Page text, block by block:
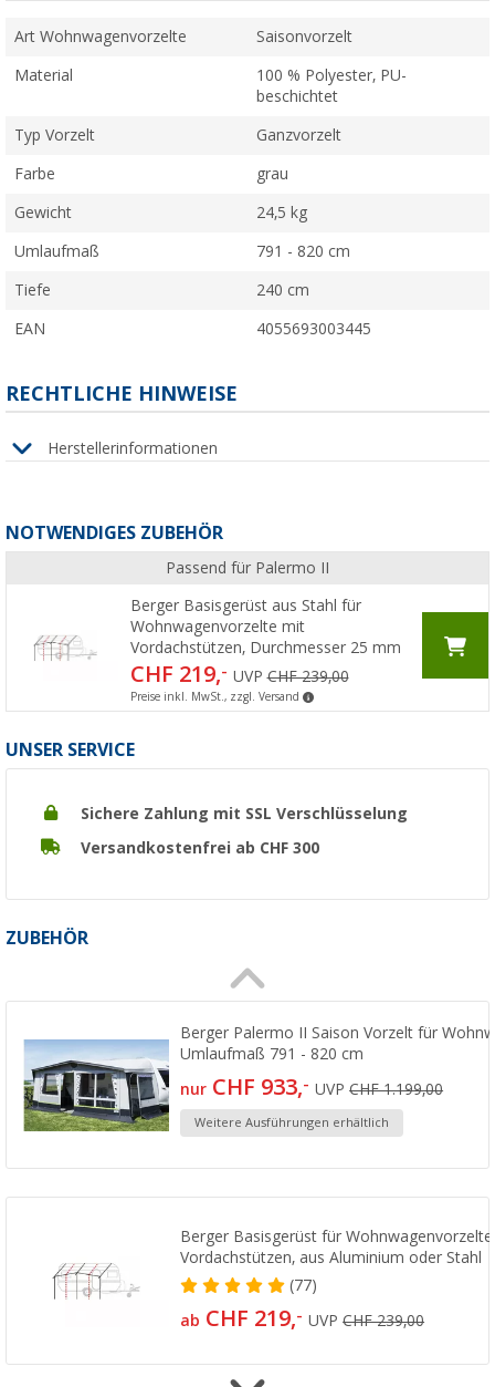
Art Wohnwagenvorzelte Saisonvorzelt
Material
100 % Polyester, PU-
beschichtet
Typ Vorzelt Ganzvorzelt
Farbe grau
Gewicht 24,5 kg
Umlaufmaß 791 - 820 cm
Tiefe 240 cm
EAN 4055693003445
RECHTLICHE HINWEISE
Herstellerinformationen
NOTWENDIGES ZUBEHÖR
Passend für Palermo II
Berger Basisgerüst aus Stahl für
Wohnwagenvorzelte mit
Vordachstützen, Durchmesser 25 mm
CHF 219,- UVPCHF 239,00
Preise inkl. MwSt., zzgl. Versand
UNSER SERVICE
Sichere Zahlung mit SSL Verschlüsselung
Versandkostenfrei ab CHF 300
ZUBEHÖR
Berger Palermo II Saison Vorzelt für
Umlaufmaß 791 - 820 cm
nur CHF 933,- UVPCHF 1.199,00
Weitere Ausführungen erhältlich
Berger Basisgerüst für
Vordachstützen, aus Aluminium oder Stahl
(77)
ab CHF 219,- UVPCHF 239,00